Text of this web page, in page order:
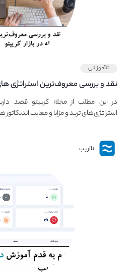
#آموزشی
نقد و بررسی معروف‌ترین استراتژی
استراتژی های مهم ترید در بازار کریپتو
در این مطلب از مجله کریپتو قصد
استراتژی‌های ترید و مزایا و معایب
نااریب